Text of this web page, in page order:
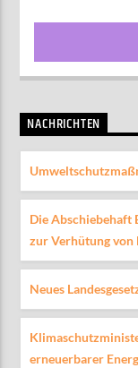
NACHRICHTEN
Die Abschiebehaft
zur Verhütung
Neues
erneuerbarer